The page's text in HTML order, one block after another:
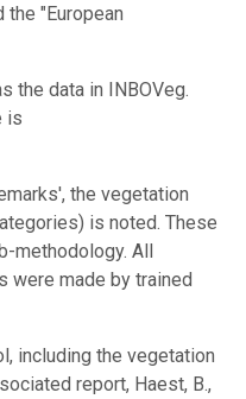
"European
the data in INBOVeg.
is
the vegetation
is noted. These
methodology. All
were made by trained
including the vegetation
report, Haest, B.,